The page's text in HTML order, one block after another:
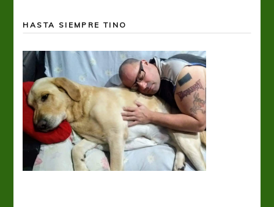
HASTA SIEMPRE TINO